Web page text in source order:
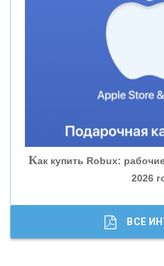
«ВНЕШПРОМБАНК»
«БАНК ГЛОБЭКС»
«СОВКОМБАНК»
«ГАЗПРОМБАНК»
«МОСКОВСКИЙ
Как купить Robux:
2026
ВСЕ